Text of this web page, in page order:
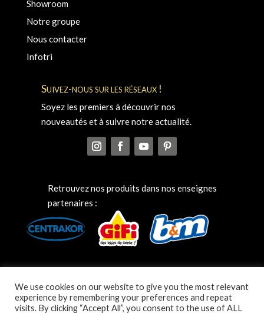
Showroom
Notre groupe
Nous contacter
Infotri
Suivez-nous sur les réseaux !
Soyez les premiers à découvrir nos
nouveautés et à suivre notre actualité.
Retrouvez nos produits dans nos enseignes
partenaires :
We use cookies on our website to give you the most relevant
experience by remembering your preferences and repeat
visits. By clicking “Accept All”, you consent to the use of ALL